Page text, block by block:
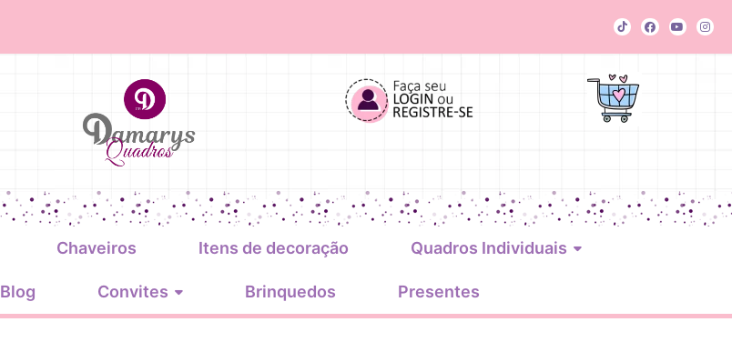
Chaveiros Itens de decoração Quadros Individuais
Blog Convites Brinquedos Presentes